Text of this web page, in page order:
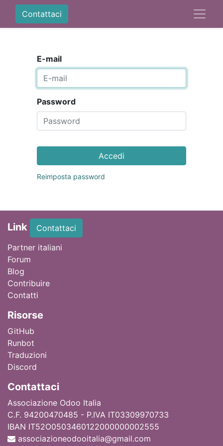
Contattaci
E-mail
Password
Accedi
Reimposta password
Link
Contattaci
Partner italiani
Forum
Blog
Contribuire
Contatti
Risorse
GitHub
Runbot
Traduzioni
Discord
Contattaci
Associazione Odoo Italia
C.F. 94200470485 - P.IVA IT03309970733
IBAN IT52O0503460122000000002555
associazioneodooitalia@gmail.com